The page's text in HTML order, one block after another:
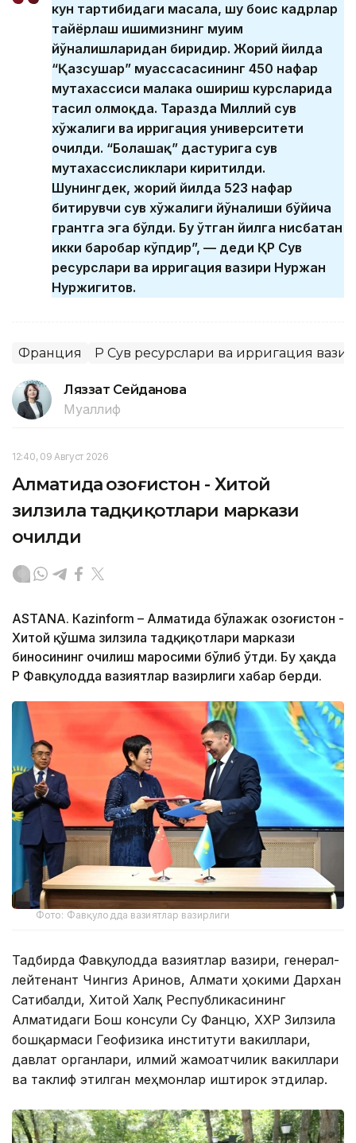
кун тартибидаги масала, шу боис кадрлар
тайёрлаш ишимизнинг муҳим
йўналишларидан биридир. Жорий йилда
“Қазсушар” муассасасининг 450 нафар
мутахассиси малака ошириш курсларида
таҳсил олмоқда. Таразда Миллий сув
хўжалиги ва ирригация университети
очилди. “Болашақ” дастурига сув
мутахассисликлари киритилди.
Шунингдек, жорий йилда 523 нафар
битирувчи сув хўжалиги йўналиши бўйича
грантга эга бўлди. Бу ўтган йилга нисбатан
икки баробар кўпдир”, — деди ҚР Сув
ресурслари ва ирригация вазири Нуржан
Нуржигитов.
Франция ҚР Сув ресурслари ва ирригация
Ляззат Сейданова
Муаллиф
12:40, 09 Август 2026
Алматида Қозоғистон - Хитой
зилзила тадқиқотлари маркази
очилди
ASTANА. Кazinform – Алматида бўлажак Қозоғистон -
Хитой қўшма зилзила тадқиқотлари маркази
биносининг очилиш маросими бўлиб ўтди. Бу ҳақда
ҚР Фавқулодда вазиятлар вазирлиги хабар берди.
Фото: Фавқулодда вазиятлар вазирлиги
Тадбирда Фавқулодда вазиятлар вазири, генерал-
лейтенант Чингиз Аринов, Алмати ҳокими Дархан
Сатибалди, Хитой Халқ Республикасининг
Алматидаги Бош консули Су Фанцю, ХХР Зилзила
бошқармаси Геофизика институти вакиллари,
давлат органлари, илмий жамоатчилик вакиллари
ва таклиф этилган меҳмонлар иштирок этдилар.